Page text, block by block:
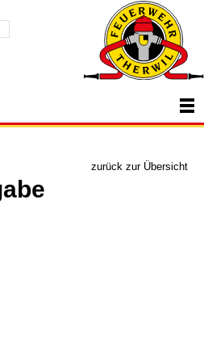
zurück zur Übersicht